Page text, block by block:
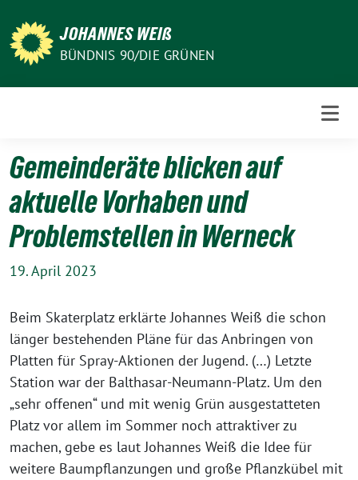
zum
Inhalt
JOHANNES WEIß
BÜNDNIS 90/DIE GRÜNEN
Gemeinderäte blicken auf
aktuelle Vorhaben und
Problemstellen in Werneck
19. April 2023
Beim Skaterplatz erklärte Johannes Weiß die schon
länger bestehenden Pläne für das Anbringen von
Platten für Spray-Aktionen der Jugend. (…) Letzte
Station war der Balthasar-Neumann-Platz. Um den
„sehr offenen“ und mit wenig Grün ausgestatteten
Platz vor allem im Sommer noch attraktiver zu
machen, gebe es laut Johannes Weiß die Idee für
weitere Baumpflanzungen und große Pflanzkübel mit